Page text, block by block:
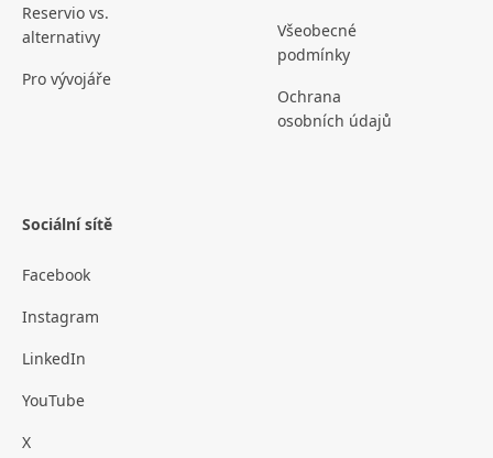
Reservio vs.
alternativy
Pro vývojáře
Všeobecné
podmínky
Ochrana
osobních údajů
Sociální sítě
Facebook
Instagram
LinkedIn
YouTube
X